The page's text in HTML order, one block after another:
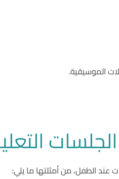
الموسيقية.
عند الطفل، من أمثلتها ما يلي: